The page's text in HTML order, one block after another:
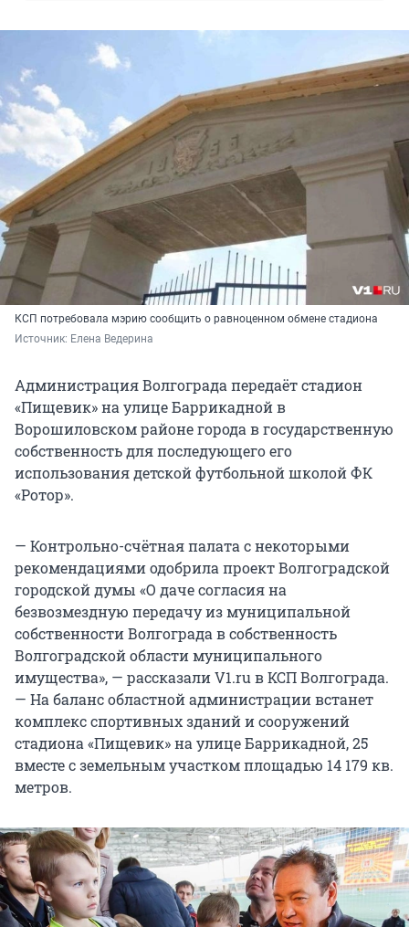
КСП потребовала мэрию сообщить о равноценном обмене стадиона
Источник: Елена Ведерина
Администрация Волгограда передаёт стадион
«Пищевик» на улице Баррикадной в
Ворошиловском районе города в государственную
собственность для последующего его
использования детской футбольной школой ФК
«Ротор».
— Контрольно-счётная палата с некоторыми
рекомендациями одобрила проект Волгоградской
городской думы «О даче согласия на
безвозмездную передачу из муниципальной
собственности Волгограда в собственность
Волгоградской области муниципального
имущества», — рассказали V1.ru в КСП Волгограда.
— На баланс областной администрации встанет
комплекс спортивных зданий и сооружений
стадиона «Пищевик» на улице Баррикадной, 25
вместе с земельным участком площадью 14 179 кв.
метров.